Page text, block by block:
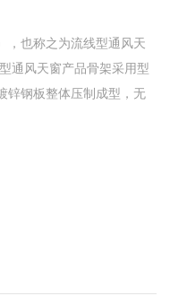
，也称之为流线型通风天
通风天窗产品骨架采用型
锌钢板整体压制成型，无